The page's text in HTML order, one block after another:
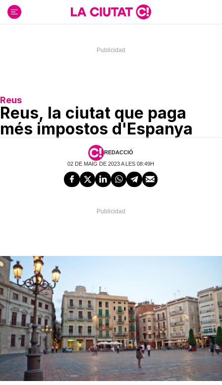
contenido
Reus
Reus, la ciutat que paga
més impostos d'Espanya
REDACCIÓ
02 DE MAIG DE 2023 A LES 08:49H